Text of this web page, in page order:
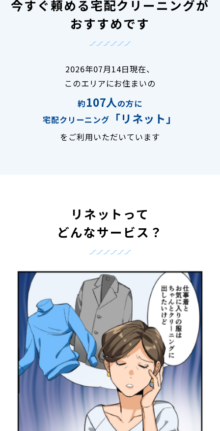
今すぐ頼める宅配クリーニングが
おすすめです
2026年07月14日現在、
このエリアにお住まいの
約107人の方に
宅配クリーニング
「リネット」
をご利用いただいています
リネットって
どんなサービス？